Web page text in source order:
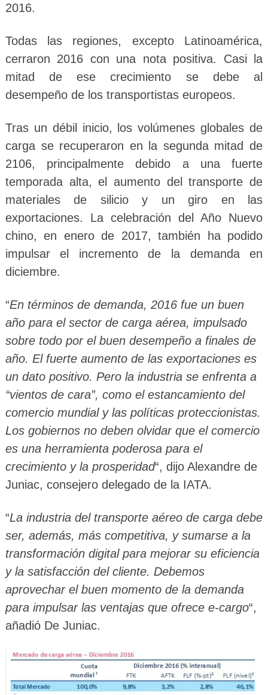
2016.
Todas las regiones, excepto Latinoamérica,
cerraron 2016 con una nota positiva. Casi la
mitad de ese crecimiento se debe al
desempeño de los transportistas europeos.
Tras un débil inicio, los volúmenes globales de
carga se recuperaron en la segunda mitad de
2106, principalmente debido a una fuerte
temporada alta, el aumento del transporte de
materiales de silicio y un giro en las
exportaciones. La celebración del Año Nuevo
chino, en enero de 2017, también ha podido
impulsar el incremento de la demanda en
diciembre.
“En términos de demanda, 2016 fue un buen
año para el sector de carga aérea, impulsado
sobre todo por el buen desempeño a finales de
año. El fuerte aumento de las exportaciones es
un dato positivo. Pero la industria se enfrenta a
“vientos de cara”, como el estancamiento del
comercio mundial y las políticas proteccionistas.
Los gobiernos no deben olvidar que el comercio
es una herramienta poderosa para el
crecimiento y la prosperidad“, dijo Alexandre de
Juniac, consejero delegado de la IATA.
“La industria del transporte aéreo de carga debe
ser, además, más competitiva, y sumarse a la
transformación digital para mejorar su eficiencia
y la satisfacción del cliente. Debemos
aprovechar el buen momento de la demanda
para impulsar las ventajas que ofrece e-cargo“,
añadió De Juniac.